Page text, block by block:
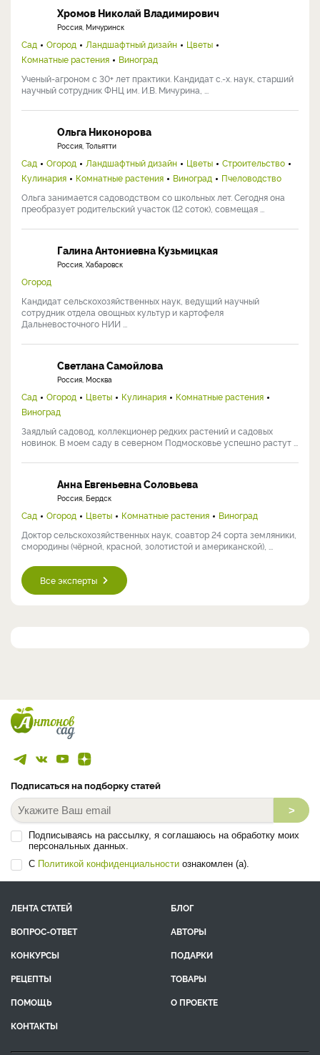
Хромов Николай Владимирович
Россия, Мичуринск
Сад Огород Ландшафтный дизайн
Цветы
Комнатные растения
Виноград
Ученый-агроном с 30+ лет практики. Кандидат с.-х. наук, старший
научный сотрудник ФНЦ им. И.В. Мичурина, ...
Ольга Никонорова
Россия, Тольятти
Сад Огород Ландшафтный дизайн Цветы
Строительство
Кулинария
Комнатные растения Виноград
Пчеловодство
Ольга занимается садоводством со школьных лет. Сегодня она
преобразует родительский участок (12 соток), совмещая ...
Галина Антониевна Кузьмицкая
Россия, Хабаровск
Огород
Кандидат сельскохозяйственных наук, ведущий научный
сотрудник отдела овощных культур и картофеля
Дальневосточного НИИ ...
Светлана Самойлова
Россия, Москва
Сад Огород Цветы Кулинария
Комнатные растения
Виноград
Заядлый садовод, коллекционер редких растений и садовых
новинок. В моем саду в северном Подмосковье успешно растут ...
Анна Евгеньевна Соловьева
Россия, Бердск
Сад Огород Цветы Комнатные растения
Виноград
Доктор сельскохозяйственных наук, соавтор 24 сорта земляники,
смородины (чёрной, красной, золотистой и американской), ...
Все эксперты
Подписаться на подборку статей
>
Подписываясь на рассылку, я соглашаюсь на обработку моих
персональных данных.
С Политикой конфиденциальности ознакомлен (а).
ЛЕНТА СТАТЕЙ
БЛОГ
ВОПРОС-ОТВЕТ
АВТОРЫ
КОНКУРСЫ
ПОДАРКИ
РЕЦЕПТЫ
ТОВАРЫ
ПОМОЩЬ
О ПРОЕКТЕ
КОНТАКТЫ